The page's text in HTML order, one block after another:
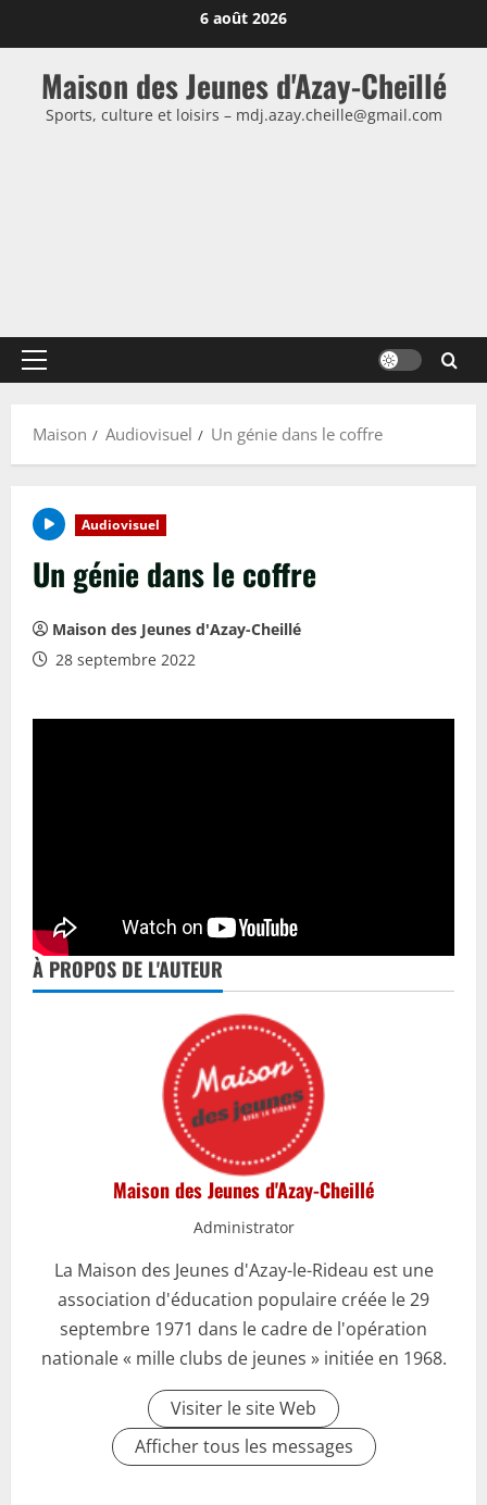
au
contenu
6 août 2026
Maison des Jeunes d'Azay-Cheillé
Sports, culture et loisirs – mdj.azay.cheille@gmail.com
Menu
Maison
Audiovisuel Un génie dans le coffre
Audiovisuel
Un génie dans le coffre
Maison des Jeunes d'Azay-Cheillé
28 septembre 2022
À PROPOS DE L'AUTEUR
Maison des Jeunes d'Azay-Cheillé
Administrator
La Maison des Jeunes d'Azay-le-Rideau est une
association d'éducation populaire créée le 29
septembre 1971 dans le cadre de l'opération
nationale « mille clubs de jeunes » initiée en 1968.
Visiter le site Web
Afficher tous les messages